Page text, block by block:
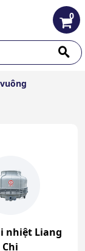
0
nhiệt Liang
Chi